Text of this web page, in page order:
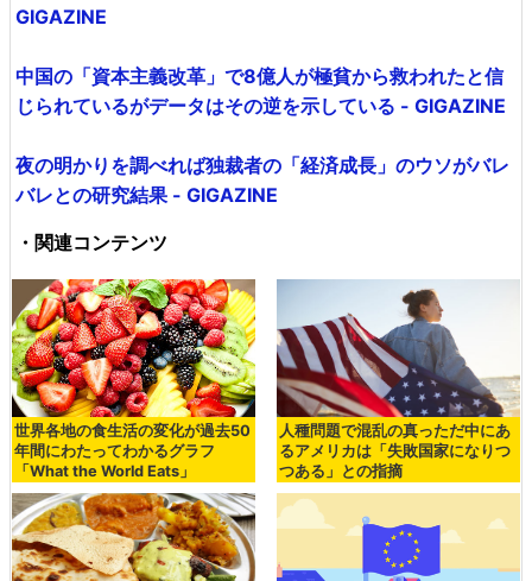
GIGAZINE
中国の「資本主義改革」で8億人が極貧から救われたと信
じられているがデータはその逆を示している - GIGAZINE
夜の明かりを調べれば独裁者の「経済成長」のウソがバレ
バレとの研究結果 - GIGAZINE
・関連コンテンツ
世界各地の食生活の変化が過去50
年間にわたってわかるグラフ
「What the World Eats」
人種問題で混乱の真っただ中にあ
るアメリカは「失敗国家になりつ
つある」との指摘